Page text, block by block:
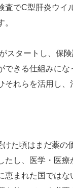
査でC型肝炎ウ
スタートし、保
できる仕組みに
それらを活用し
た頃はまだ薬
たし、医学・医
恵まれた国では